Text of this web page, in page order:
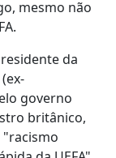
mesmo não
da
governo
britânico,
"racismo